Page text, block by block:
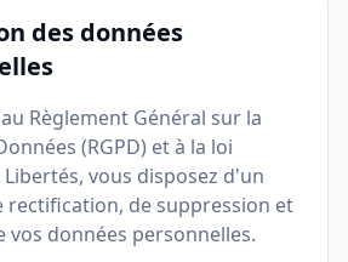
des données
Règlement Général sur la
(RGPD) et à la loi
vous disposez d'un
rectification, de suppression et
vos données personnelles.